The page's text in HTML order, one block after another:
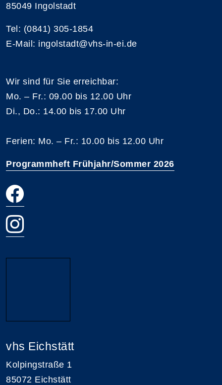
85049 Ingolstadt
Tel: (0841) 305-1854
E-Mail: ingolstadt@vhs-in-ei.de
Wir sind für Sie erreichbar:
Mo. – Fr.: 09.00 bis 12.00 Uhr
Di., Do.: 14.00 bis 17.00 Uhr
Ferien: Mo. – Fr.: 10.00 bis 12.00 Uhr
Programmheft Frühjahr/Sommer 2026
vhs Eichstätt
Kolpingstraße 1
85072 Eichstätt